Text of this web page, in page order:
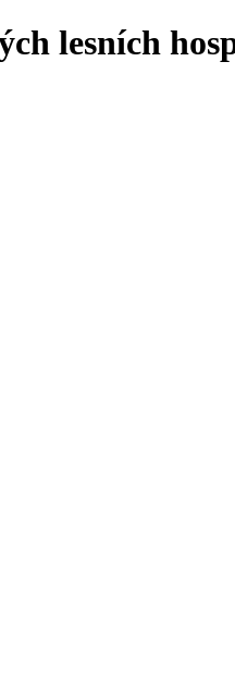
lesních